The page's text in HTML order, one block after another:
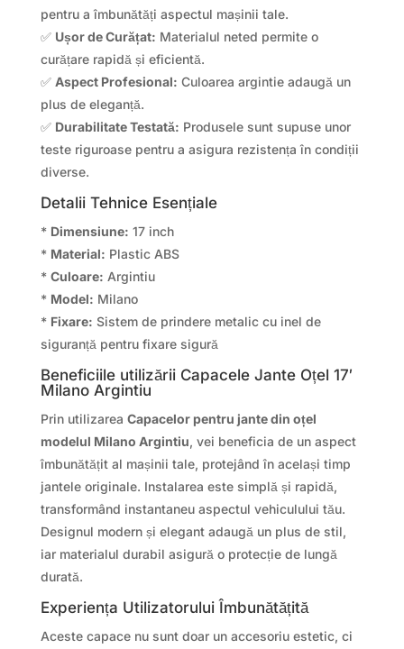
pentru a îmbunătăți aspectul mașinii tale.
✅ Ușor de Curățat: Materialul neted permite o
curățare rapidă și eficientă.
✅ Aspect Profesional: Culoarea argintie adaugă un
plus de eleganță.
✅ Durabilitate Testată: Produsele sunt supuse unor
teste riguroase pentru a asigura rezistența în condiții
diverse.
Detalii Tehnice Esențiale
* Dimensiune: 17 inch
* Material: Plastic ABS
* Culoare: Argintiu
* Model: Milano
* Fixare: Sistem de prindere metalic cu inel de
siguranță pentru fixare sigură
Beneficiile utilizării Capacele Jante Oțel 17′
Milano Argintiu
Prin utilizarea Capacelor pentru jante din oțel
modelul Milano Argintiu, vei beneficia de un aspect
îmbunătățit al mașinii tale, protejând în același timp
jantele originale. Instalarea este simplă și rapidă,
transformând instantaneu aspectul vehiculului tău.
Designul modern și elegant adaugă un plus de stil,
iar materialul durabil asigură o protecție de lungă
durată.
Experiența Utilizatorului Îmbunătățită
Aceste capace nu sunt doar un accesoriu estetic, ci